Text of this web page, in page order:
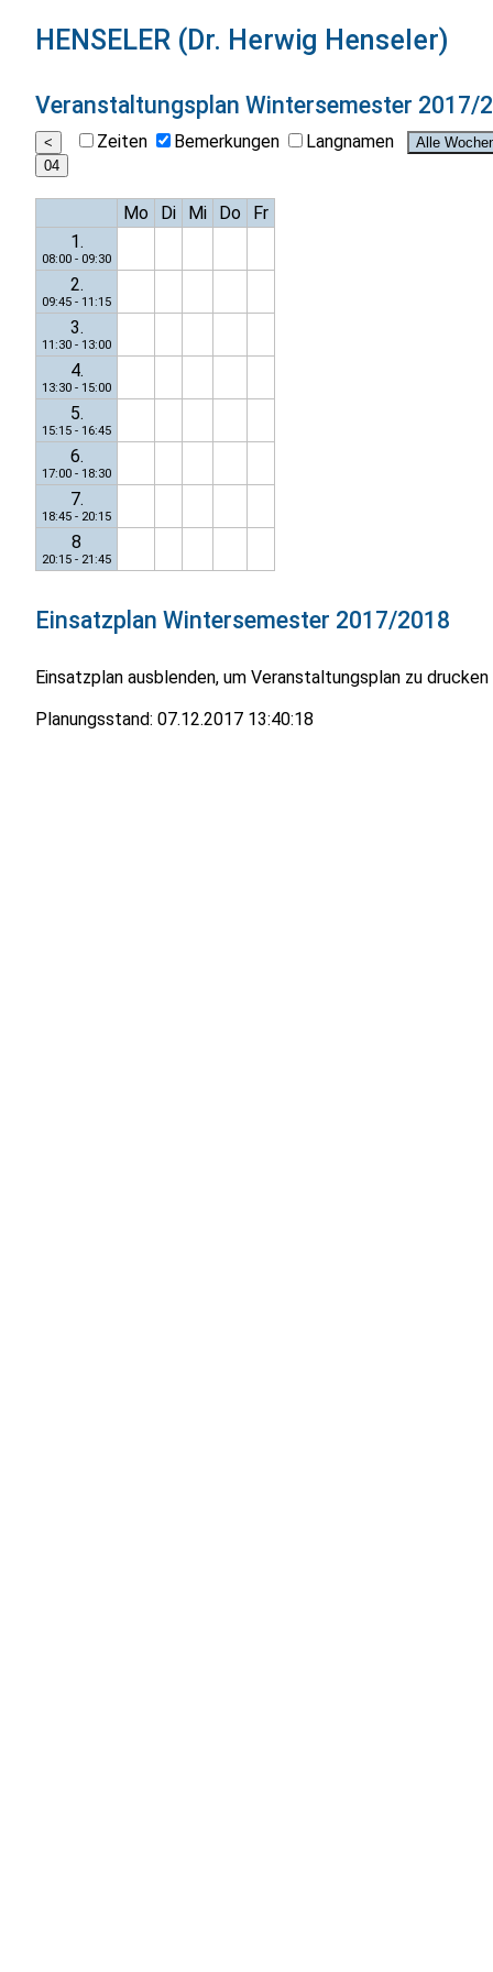
HENSELER (Dr. Herwig Henseler)
Veranstaltungsplan Wintersemester 2017/
Zeiten Bemerkungen Langnamen
Mo Di Mi Do
Fr
1.
08:00 - 09:30
2.
09:45 - 11:15
3.
11:30 - 13:00
4.
13:30 - 15:00
5.
15:15 - 16:45
6.
17:00 - 18:30
7.
18:45 - 20:15
8
20:15 - 21:45
Einsatzplan Wintersemester 2017/2018
Einsatzplan ausblenden, um Veranstaltungsplan zu drucken
Planungsstand: 07.12.2017 13:40:18